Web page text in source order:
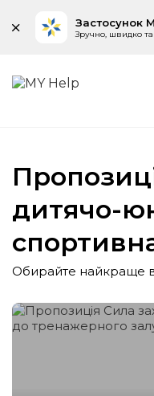
Застосунок
Зручно, швидко
дитячо-
Обирайте найкраще